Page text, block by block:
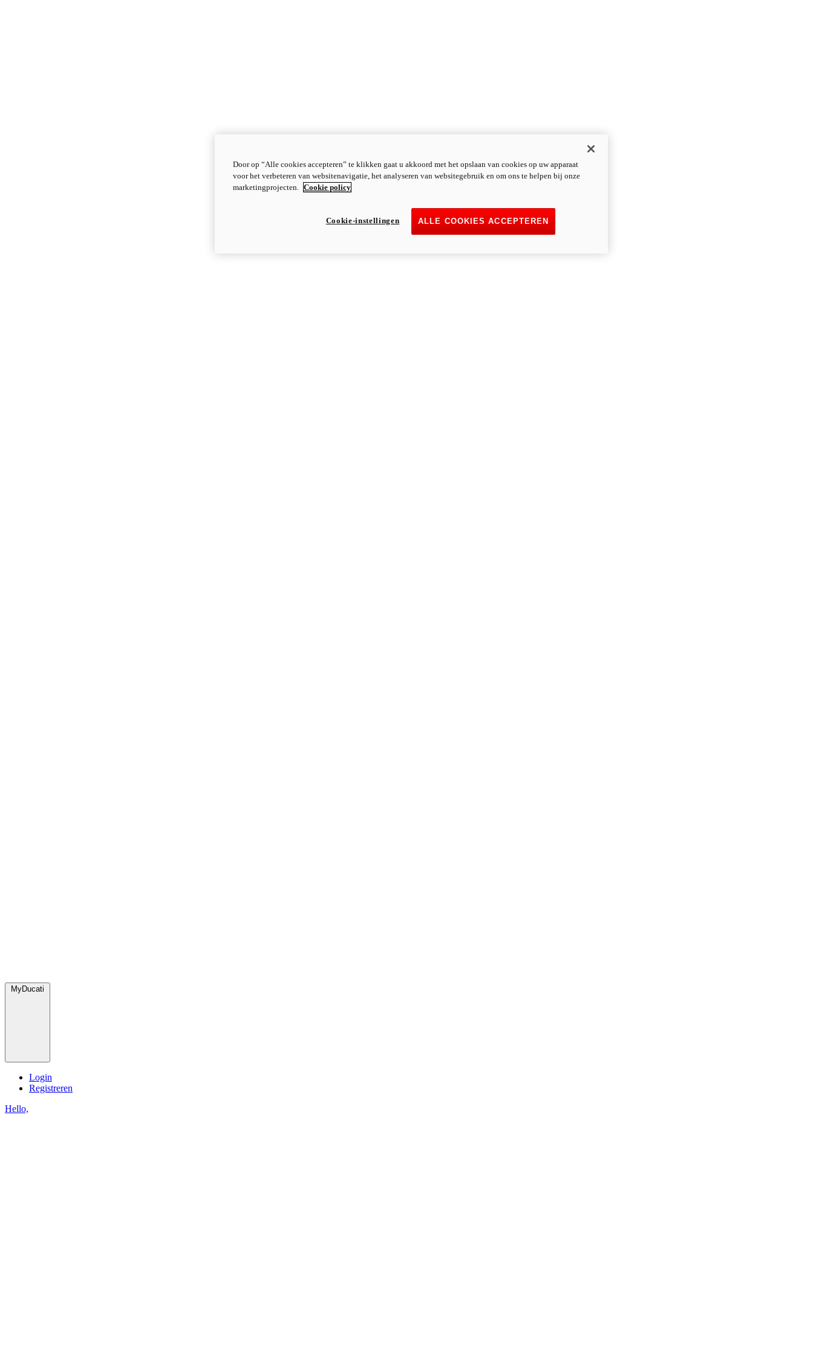
MyDucati
Login
Registreren
Hello,
Door op “Alle cookies accepteren” te klikken gaat u akkoord met het opslaan van cookies op uw apparaat
voor het verbeteren van websitenavigatie, het analyseren van websitegebruik en om ons te helpen bij onze
marketingprojecten. Cookie policy
ALLE COOKIES ACCEPTEREN
Cookie-instellingen